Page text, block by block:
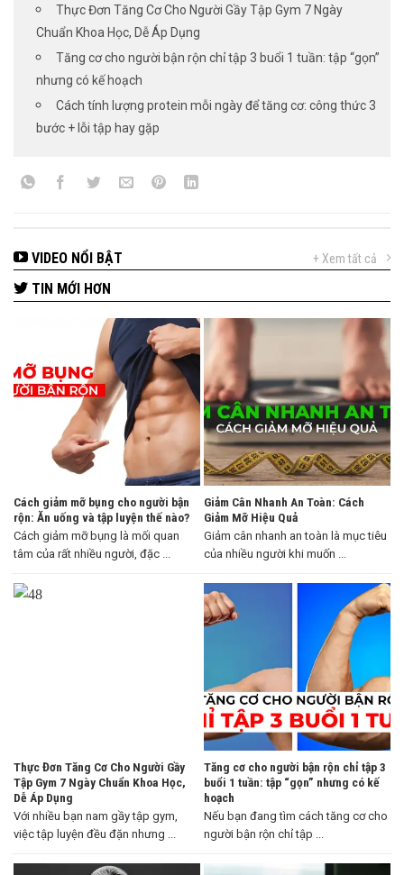
Thực Đơn Tăng Cơ Cho Người Gầy Tập Gym 7 Ngày
Chuẩn Khoa Học, Dễ Áp Dụng
Tăng cơ cho người bận rộn chỉ tập 3 buổi 1 tuần: tập “gọn”
nhưng có kế hoạch
Cách tính lượng protein mỗi ngày để tăng cơ: công thức 3
bước + lỗi tập hay gặp
VIDEO NỔI BẬT + Xem tất cả
TIN MỚI HƠN
Cách giảm mỡ bụng cho người bận
rộn: Ăn uống và tập luyện thế nào?
Cách giảm mỡ bụng là mối quan
tâm của rất nhiều người, đặc ...
Giảm Cân Nhanh An Toàn: Cách
Giảm Mỡ Hiệu Quả
Giảm cân nhanh an toàn là mục tiêu
của nhiều người khi muốn ...
Thực Đơn Tăng Cơ Cho Người Gầy
Tập Gym 7 Ngày Chuẩn Khoa Học,
Dễ Áp Dụng
Với nhiều bạn nam gầy tập gym,
việc tập luyện đều đặn nhưng ...
Tăng cơ cho người bận rộn chỉ tập 3
buổi 1 tuần: tập “gọn” nhưng có kế
hoạch
Nếu bạn đang tìm cách tăng cơ cho
người bận rộn chỉ tập ...